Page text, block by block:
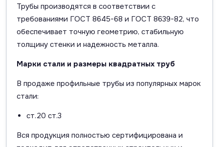
Трубы производятся в соответствии с
требованиями ГОСТ 8645-68 и ГОСТ 8639-82, что
обеспечивает точную геометрию, стабильную
толщину стенки и надежность металла.
Марки стали и размеры квадратных труб
В продаже профильные трубы из популярных марок
стали:
ст.20 ст.3
Вся продукция полностью сертифицирована и